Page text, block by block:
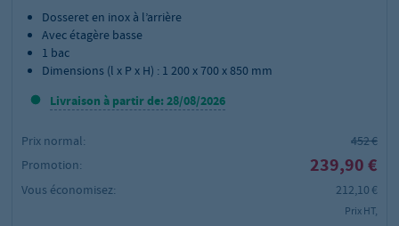
Dosseret en inox à l’arrière
Avec étagère basse
1 bac
Dimensions (l x P x H) : 1 200 x 700 x 850 mm
Livraison à partir de: 28/08/2026
Prix normal:
452 €
Promotion:
239,90 €
Vous économisez: 212,10 €
Prix HT,